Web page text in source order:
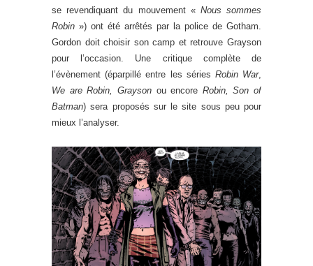
se revendiquant du mouvement « Nous sommes
Robin ») ont été arrêtés par la police de Gotham.
Gordon doit choisir son camp et retrouve Grayson
pour l’occasion. Une critique complète de
l’évènement (éparpillé entre les séries Robin War,
We are Robin, Grayson ou encore Robin, Son of
Batman) sera proposés sur le site sous peu pour
mieux l’analyser.